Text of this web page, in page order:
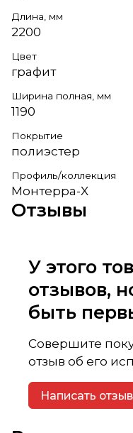
Длина, мм
2200
Цвет
графит
Ширина полная, мм
1190
Покрытие
полиэстер
Профиль/коллекция
Монтерра-X
Отзывы
У этого
отзывов,
быть
Совершите
отзыв об его
Написать отзыв